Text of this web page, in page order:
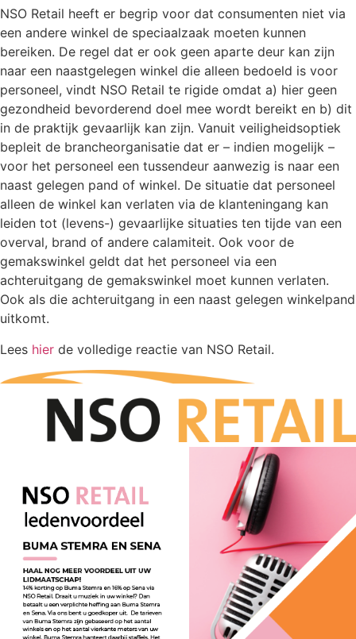
NSO Retail heeft er begrip voor dat consumenten niet via
een andere winkel de speciaalzaak moeten kunnen
bereiken. De regel dat er ook geen aparte deur kan zijn
naar een naastgelegen winkel die alleen bedoeld is voor
personeel, vindt NSO Retail te rigide omdat a) hier geen
gezondheid bevorderend doel mee wordt bereikt en b) dit
in de praktijk gevaarlijk kan zijn. Vanuit veiligheidsoptiek
bepleit de brancheorganisatie dat er – indien mogelijk –
voor het personeel een tussendeur aanwezig is naar een
naast gelegen pand of winkel. De situatie dat personeel
alleen de winkel kan verlaten via de klanteningang kan
leiden tot (levens-) gevaarlijke situaties ten tijde van een
overval, brand of andere calamiteit. Ook voor de
gemakswinkel geldt dat het personeel via een
achteruitgang de gemakswinkel moet kunnen verlaten.
Ook als die achteruitgang in een naast gelegen winkelpand
uitkomt.
Lees hier de volledige reactie van NSO Retail.